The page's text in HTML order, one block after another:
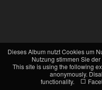
Dieses Album nutzt Cookies um
Nutzung stimmen Sie
This site is using the following
anonymously.
functionality.